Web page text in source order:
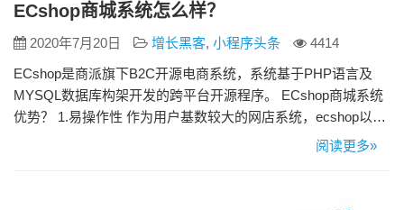
ECshop商城系统怎么样？
2020年7月20日 增长黑客, 小程序头条
4414
ECshop是商派旗下B2C开源电商系统，系统基于PHP语言及
MYSQL数据库构架开发的跨平台开源程序。 ECshop商城系统
优势？ 1.易操作性 作为用户基数较大的网店系统，ecshop以科
学合理、人性化的购物流程前端吸引着下单的消费者。ecshop
阅读更多»